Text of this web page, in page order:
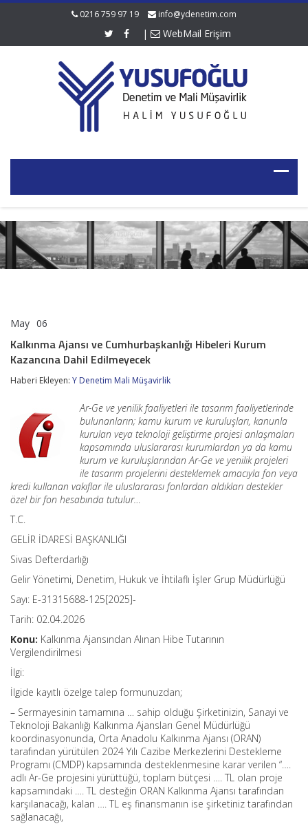
0216 759 97 19 info@ydenetim.com
| WebMail Erişim
May 06
ve
Cumhurbaşkanlığı
Kurum
Dahil
Edilmeyecek
Kalkınma Ajansı ve Cumhurbaşkanlığı Hibeleri Kurum
Kazancına Dahil Edilmeyecek
Haberi Ekleyen: Y Denetim Mali Müşavirlik
Ar-Ge ve yenilik faaliyetleri ile tasarım faaliyetlerinde
bulunanların; kamu kurum ve kuruluşları, kanunla
kurulan veya teknoloji geliştirme projesi anlaşmaları
kapsamında uluslararası kurumlardan ya da kamu
kurum ve kuruluşlarından Ar-Ge ve yenilik projeleri
ile tasarım projelerini desteklemek amacıyla fon veya
kredi kullanan vakıflar ile uluslararası fonlardan aldıkları destekler
özel bir fon hesabında tutulur…
T.C.
GELİR İDARESİ BAŞKANLIĞI
Sivas Defterdarlığı
Gelir Yönetimi, Denetim, Hukuk ve İhtilaflı İşler Grup Müdürlüğü
Sayı: E-31315688-125[2025]-
Tarih: 02.04.2026
Konu: Kalkınma Ajansından Alınan Hibe Tutarının
Vergilendirilmesi
İlgi:
İlgide kayıtlı özelge talep formunuzdan;
– Sermayesinin tamamına … sahip olduğu Şirketinizin, Sanayi ve
Teknoloji Bakanlığı Kalkınma Ajansları Genel Müdürlüğü
koordinasyonunda, Orta Anadolu Kalkınma Ajansı (ORAN)
tarafından yürütülen 2024 Yılı Cazibe Merkezlerini Destekleme
Programı (CMDP) kapsamında desteklenmesine karar verilen “….
adlı Ar-Ge projesini yürüttüğü, toplam bütçesi …. TL olan proje
kapsamındaki …. TL desteğin ORAN Kalkınma Ajansı tarafından
karşılanacağı, kalan …. TL eş finansmanın ise şirketiniz tarafından
sağlanacağı,